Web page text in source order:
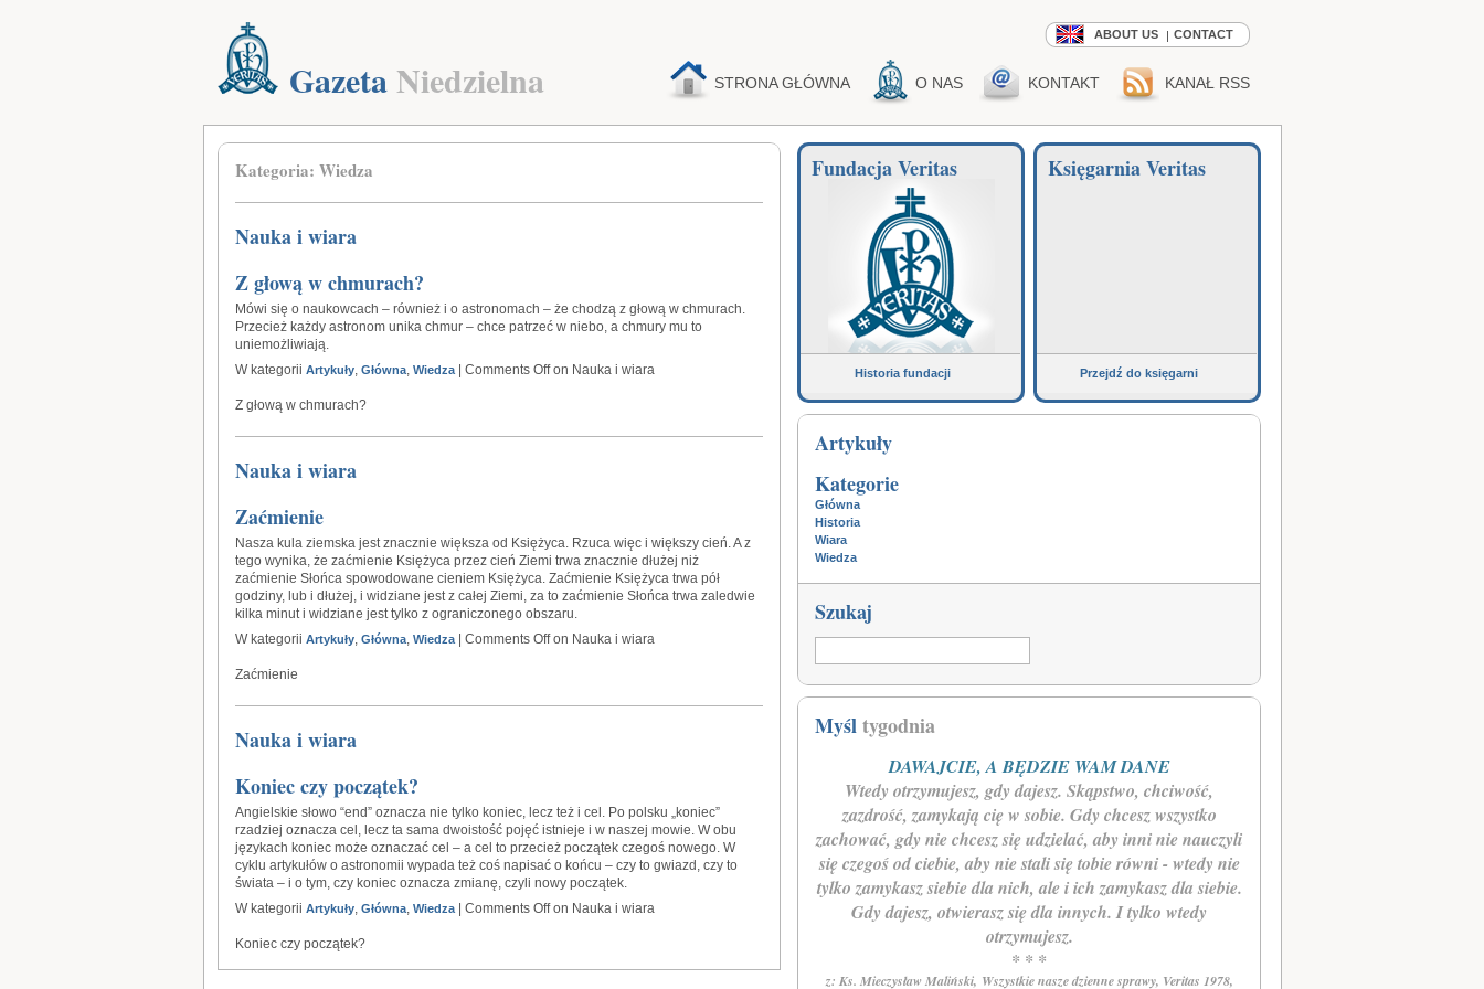
GazetaNiedzielna
ABOUT US CONTACT
STRONA GŁÓWNA O NAS KONTAKT KANAŁ RSS
Kategoria: Wiedza
Nauka i wiara
Z głową w chmurach?
Mówi się o naukowcach – również i o astronomach – że chodzą z głową w chmurach.
Przecież każdy astronom unika chmur – chce patrzeć w niebo, a chmury mu to
uniemożliwiają.
W kategorii Artykuły, Główna, Wiedza| Comments Offon Nauka i wiara
Z głową w chmurach?
Nauka i wiara
Zaćmienie
Nasza kula ziemska jest znacznie większa od Księżyca. Rzuca więc i większy cień. A z
tego wynika, że zaćmienie Księżyca przez cień Ziemi trwa znacznie dłużej niż
zaćmienie Słońca spowodowane cieniem Księżyca. Zaćmienie Księżyca trwa pół
godziny, lub i dłużej, i widziane jest z całej Ziemi, za to zaćmienie Słońca trwa zaledwie
kilka minut i widziane jest tylko z ograniczonego obszaru.
W kategorii Artykuły, Główna, Wiedza| Comments Offon Nauka i wiara
Zaćmienie
Nauka i wiara
Koniec czy początek?
Angielskie słowo “end” oznacza nie tylko koniec, lecz też i cel. Po polsku „koniec”
rzadziej oznacza cel, lecz ta sama dwoistość pojęć istnieje i w naszej mowie. W obu
językach koniec może oznaczać cel – a cel to przecież początek czegoś nowego. W
cyklu artykułów o astronomii wypada też coś napisać o końcu – czy to gwiazd, czy to
świata – i o tym, czy koniec oznacza zmianę, czyli nowy początek.
W kategorii Artykuły, Główna, Wiedza| Comments Offon Nauka i wiara
Koniec czy początek?
Fundacja Veritas
Historia fundacji
Księgarnia Veritas
Przejdź do księgarni
Artykuły
Kategorie
Główna
Historia
Wiara
Wiedza
Szukaj
Myśltygodnia
DAWAJCIE, A BĘDZIE WAM DANE
Wtedy otrzymujesz, gdy dajesz. Skąpstwo, chciwość,
zazdrość, zamykają cię w sobie. Gdy chcesz wszystko
zachować, gdy nie chcesz się udzielać, aby inni nie nauczyli
się czegoś od ciebie, aby nie stali się tobie równi - wtedy nie
tylko zamykasz siebie dla nich, ale i ich zamykasz dla siebie.
Gdy dajesz, otwierasz się dla innych. I tylko wtedy
otrzymujesz.
* * *
z: Ks. Mieczysław Maliński, Wszystkie nasze dzienne sprawy, Veritas 1978,